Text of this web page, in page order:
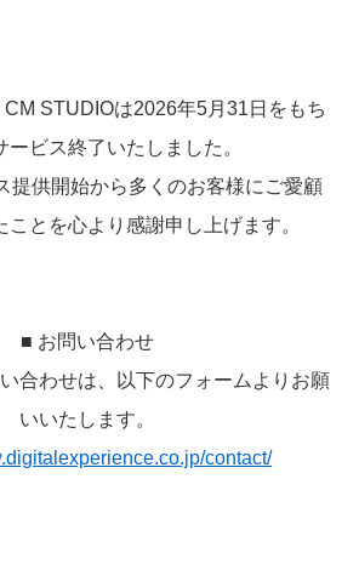
STUDIOは2026年5月31日をもち
ービス終了いたしました。
提供開始から多くのお客様にご愛顧
ことを心より感謝申し上げます。
■ お問い合わせ
合わせは、以下のフォームよりお願
いいたします。
contact/